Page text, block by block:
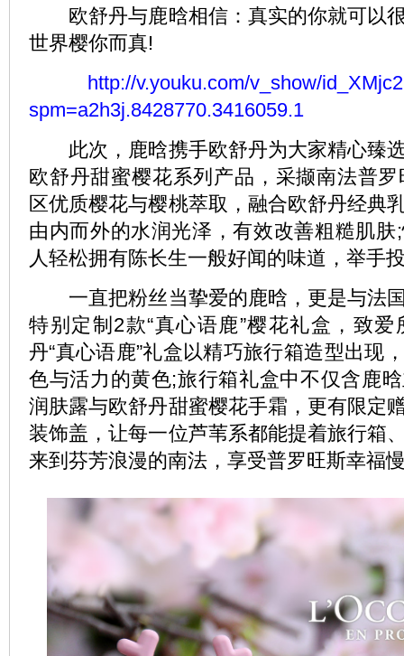
欧舒丹与鹿晗相信：真实的你就可以
世界樱你而真!
http://v.youku.com/v_show/
spm=a2h3j.8428770.3416059.1
此次，鹿晗携手欧舒丹为大家精心臻
欧舒丹甜蜜樱花系列产品，采撷南法普
区优质樱花与樱桃萃取，融合欧舒丹经典
由内而外的水润光泽，有效改善粗糙肌
人轻松拥有陈长生一般好闻的味道，举手
一直把粉丝当挚爱的鹿晗，更是与法
特别定制2款“真心语鹿”樱花礼盒，致
丹“真心语鹿”礼盒以精巧旅行箱造型出现
色与活力的黄色;旅行箱礼盒中不仅含鹿
润肤露与欧舒丹甜蜜樱花手霜，更有限定
装饰盖，让每一位芦苇系都能提着旅行箱
来到芬芳浪漫的南法，享受普罗旺斯幸福